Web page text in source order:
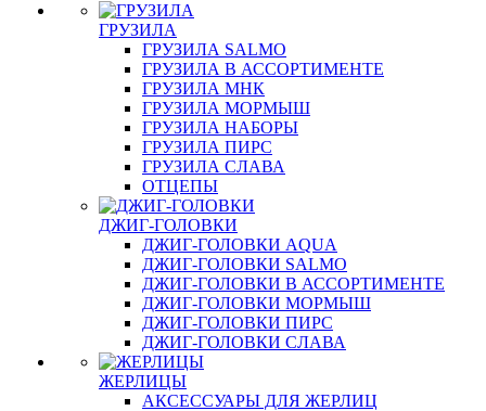
ГРУЗИЛА
ГРУЗИЛА SALMO
ГРУЗИЛА В АССОРТИМЕНТЕ
ГРУЗИЛА МНК
ГРУЗИЛА МОРМЫШ
ГРУЗИЛА НАБОРЫ
ГРУЗИЛА ПИРС
ГРУЗИЛА СЛАВА
ОТЦЕПЫ
ДЖИГ-ГОЛОВКИ
ДЖИГ-ГОЛОВКИ AQUA
ДЖИГ-ГОЛОВКИ SALMO
ДЖИГ-ГОЛОВКИ В АССОРТИМЕНТЕ
ДЖИГ-ГОЛОВКИ МОРМЫШ
ДЖИГ-ГОЛОВКИ ПИРС
ДЖИГ-ГОЛОВКИ СЛАВА
ЖЕРЛИЦЫ
АКСЕССУАРЫ ДЛЯ ЖЕРЛИЦ